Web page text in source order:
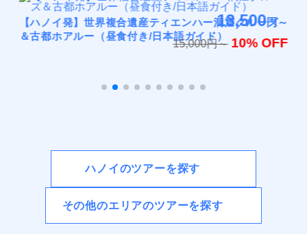
【ハノイ発】世界複合遺産ティエンハー洞窟クルーズ
＆古都ホアルー（昼食付き/日本語ガイド）
13,500円～
15,000円～ 10% OFF
ハノイのツアーを探す
その他のエリアのツアーを探す